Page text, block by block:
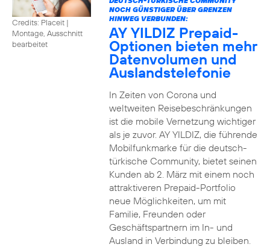
Credits: Placeit |
Montage, Ausschnitt
bearbeitet
NOCH GÜNSTIGER ÜBER GRENZEN
HINWEG VERBUNDEN:
AY YILDIZ Prepaid-
Optionen bieten mehr
Datenvolumen und
Auslandstelefonie
In Zeiten von Corona und
weltweiten Reisebeschränkungen
ist die mobile Vernetzung wichtiger
als je zuvor. AY YILDIZ, die führende
Mobilfunkmarke für die deutsch-
türkische Community, bietet seinen
Kunden ab 2. März mit einem noch
attraktiveren Prepaid-Portfolio
neue Möglichkeiten, um mit
Familie, Freunden oder
Geschäftspartnern im In- und
Ausland in Verbindung zu bleiben.